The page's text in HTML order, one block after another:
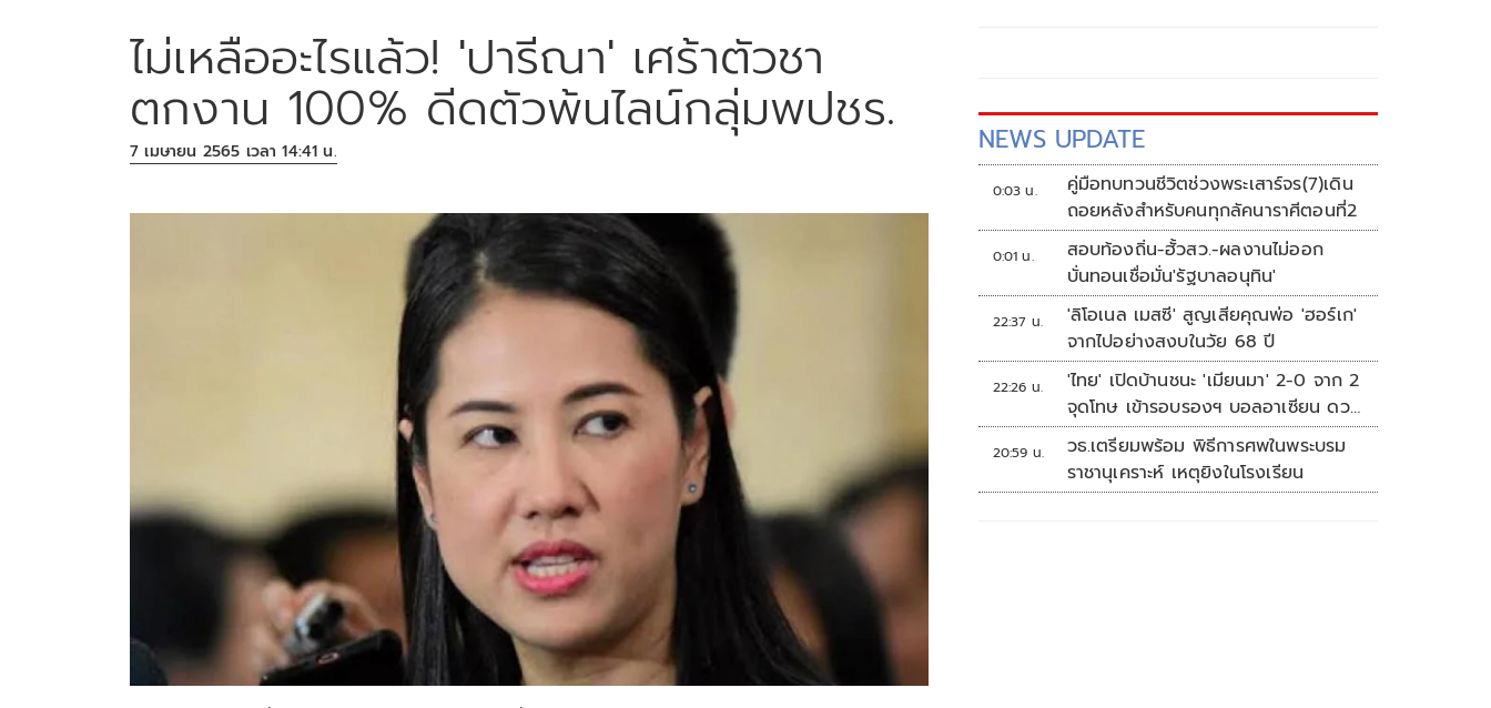
ไม่เหลืออะไรแล้ว! 'ปารีณา' เศร้าตัวชา
ตกงาน 100% ดีดตัวพ้นไลน์กลุ่มพปชร.
7 เมษายน 2565 เวลา 14:41 น. NEWS UPDATE
0:03 น.
คู่มือทบทวนชีวิตช่วงพระเสาร์จร(7)เดิน
ถอยหลังสำหรับคนทุกลัคนาราศีตอนที่2
0:01 น.
สอบท้องถิ่น-ฮั้วสว.-ผลงานไม่ออก
บั่นทอนเชื่อมั่น'รัฐบาลอนุทิน'
22:37 น.
'ลิโอเนล เมสซี' สูญเสียคุณพ่อ 'ฮอร์เก'
จากไปอย่างสงบในวัย 68 ปี
22:26 น.
'ไทย' เปิดบ้านชนะ 'เมียนมา' 2-0 จาก 2
จุดโทษ เข้ารอบรองฯ บอลอาเซียน ดวล
'สิงคโปร์'
20:59 น.
วธ.เตรียมพร้อม พิธีการศพในพระบรม
ราชานุเคราะห์ เหตุยิงในโรงเรียน